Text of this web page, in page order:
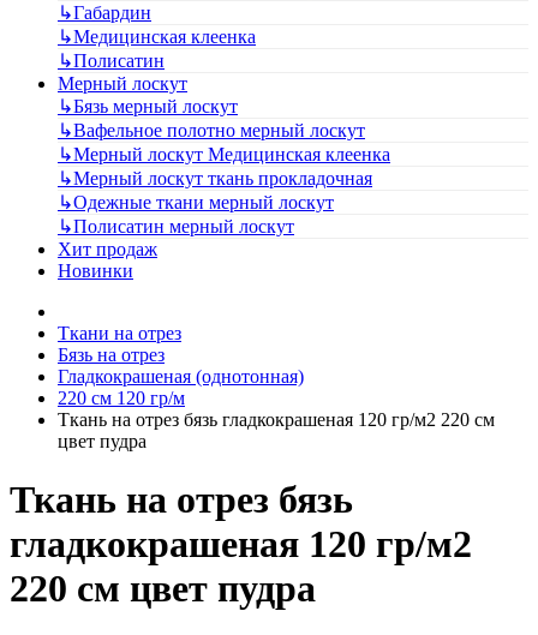
↳Габардин
↳Медицинская клеенка
↳Полисатин
Мерный лоскут
↳Бязь мерный лоскут
↳Вафельное полотно мерный лоскут
↳Мерный лоскут Медицинская клеенка
↳Мерный лоскут ткань прокладочная
↳Одежные ткани мерный лоскут
↳Полисатин мерный лоскут
Хит продаж
Новинки
Ткани на отрез
Бязь на отрез
Гладкокрашеная (однотонная)
220 см 120 гр/м
Ткань на отрез бязь гладкокрашеная 120 гр/м2 220 см
цвет пудра
Ткань на отрез бязь
гладкокрашеная 120 гр/м2
220 см цвет пудра